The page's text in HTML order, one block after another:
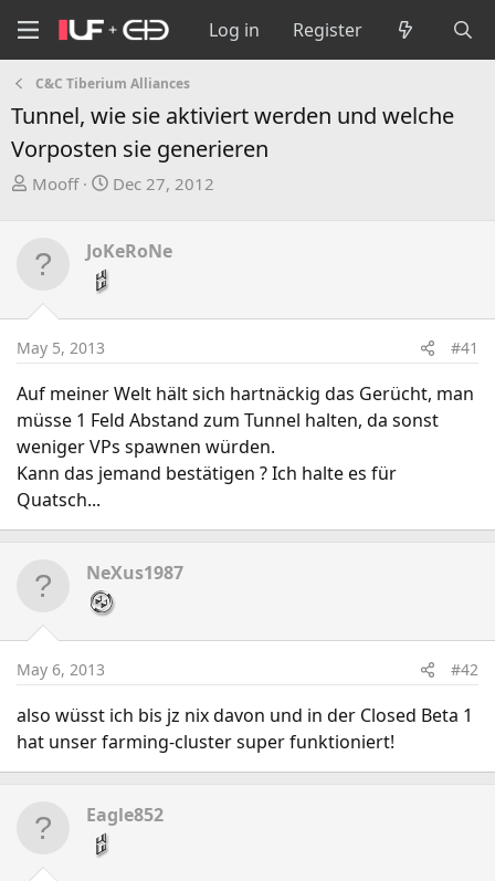
Log in Register
C&C Tiberium Alliances
Tunnel, wie sie aktiviert werden und welche
Vorposten sie generieren
T
e
d
t
r
t
e
r
Mooff
S
r
Dec 27, 2012
JoKeRoNe
May 5, 2013 #41
Auf meiner Welt hält sich hartnäckig das Gerücht, man
müsse 1 Feld Abstand zum Tunnel halten, da sonst
weniger VPs spawnen würden.
Kann das jemand bestätigen ? Ich halte es für
Quatsch...
NeXus1987
May 6, 2013 #42
also wüsst ich bis jz nix davon und in der Closed Beta 1
hat unser farming-cluster super funktioniert!
Eagle852